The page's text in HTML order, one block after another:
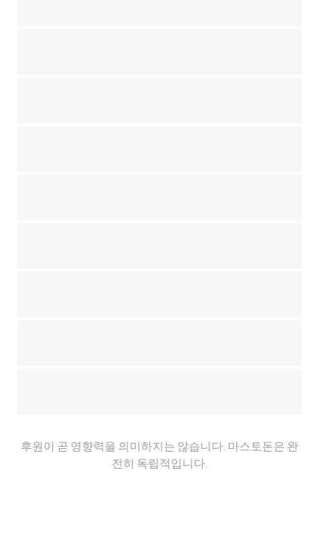
후원이 곧 영향력을 의미하지는 않습니다. 마스토돈은 완
전히 독립적입니다.